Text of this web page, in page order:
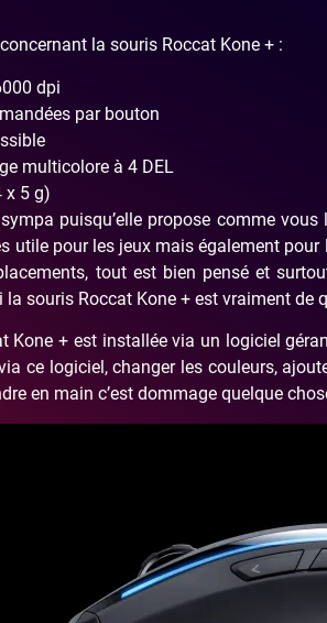
la souris Roccat Kone + :
dpi
par bouton
multicolore à 4 DEL
x 5 g)
puisqu’elle propose comme
utile pour les jeux mais également
tout est bien pensé et
souris Roccat Kone + est vraiment de
Kone + est installée via un logiciel
ce logiciel, changer les couleurs,
en main c’est dommage quelque